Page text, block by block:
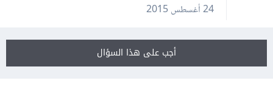
24 أغسطس 2015
أجب على هذا السؤال